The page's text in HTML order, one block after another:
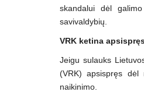
skandalui dėl
savivaldybių.
VRK ketina
Jeigu sulauks
(VRK) apsispręs dėl
naikinimo.